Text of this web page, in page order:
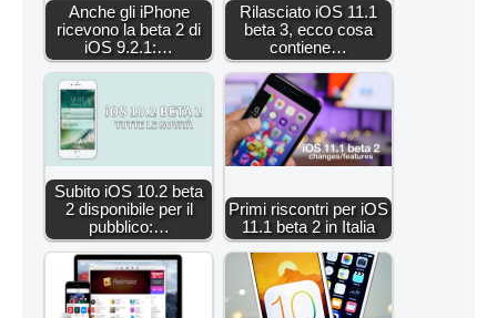
Anche gli iPhone
ricevono la beta 2 di
iOS 9.2.1:…
Rilasciato iOS 11.1
beta 3, ecco cosa
contiene…
Subito iOS 10.2 beta
2 disponibile per il
pubblico:…
Primi riscontri per iOS
11.1 beta 2 in Italia